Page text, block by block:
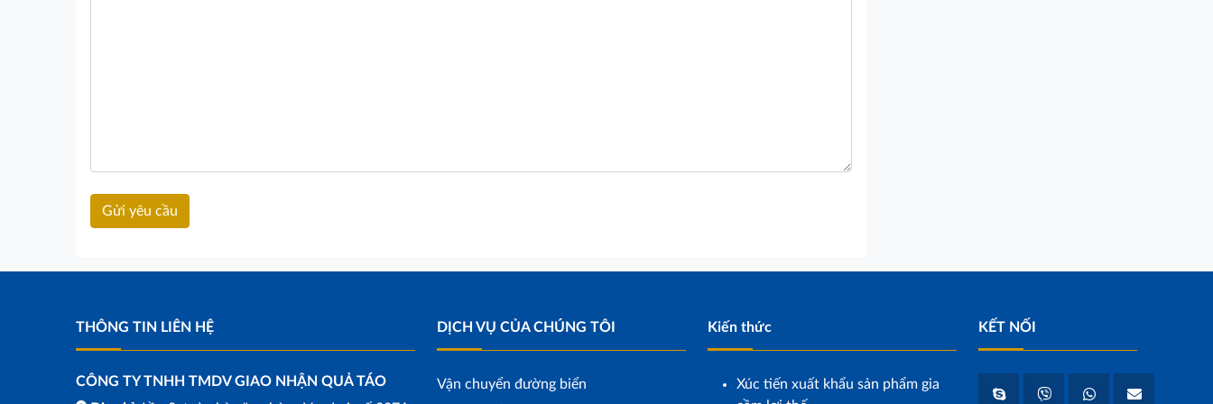
THÔNG TIN LIÊN HỆ
CÔNG TY TNHH TMDV GIAO NHẬN QUẢ TÁO
DỊCH VỤ CỦA CHÚNG TÔI
Vận chuyển đường biển
Kiến thức
Xúc tiến xuất khẩu sản phẩm gia
KẾT NỐI